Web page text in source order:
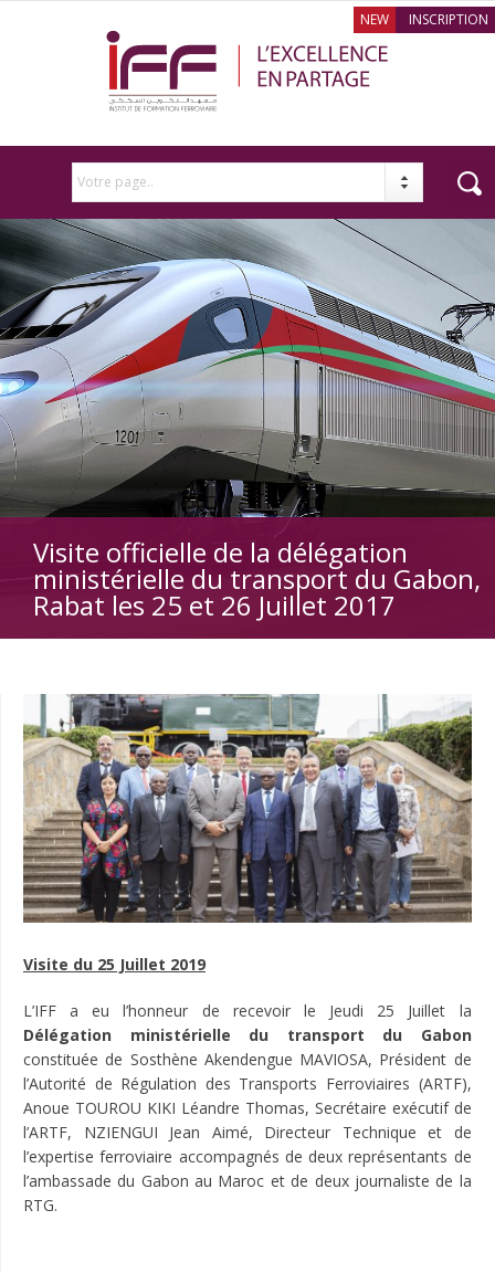
INSCRIPTION
Votre page..
Visite officielle de la délégation
ministérielle du transport du Gabon,
Rabat les 25 et 26 Juillet 2017
Visite du 25 Juillet 2019
L’IFF a eu l’honneur de recevoir le Jeudi 25 Juillet la
Délégation ministérielle du transport du Gabon
constituée de Sosthène Akendengue MAVIOSA, Président de
l’Autorité de Régulation des Transports Ferroviaires (ARTF),
Anoue TOUROU KIKI Léandre Thomas, Secrétaire exécutif de
l’ARTF, NZIENGUI Jean Aimé, Directeur Technique et de
l’expertise ferroviaire accompagnés de deux représentants de
l’ambassade du Gabon au Maroc et de deux journaliste de la
RTG.